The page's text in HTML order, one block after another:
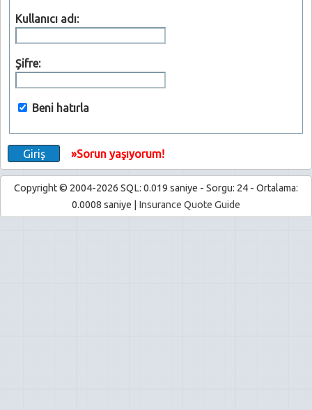
Kullanıcı adı:
Şifre:
Beni hatırla
»Sorun yaşıyorum!
Copyright © 2004-2026 SQL: 0.019 saniye - Sorgu: 24 - Ortalama:
0.0008 saniye | Insurance Quote Guide